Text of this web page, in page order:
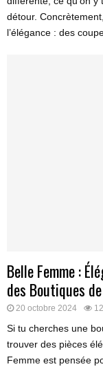
détour.
l’élégance : des
Belle Femme :
des Boutiques
20 octobre 2024
Si tu cherches une
trouver des pièces
Femme est pensée